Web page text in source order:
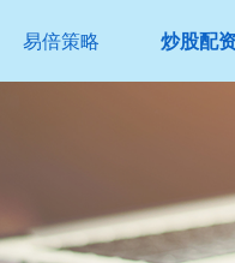
易倍策略 炒股配